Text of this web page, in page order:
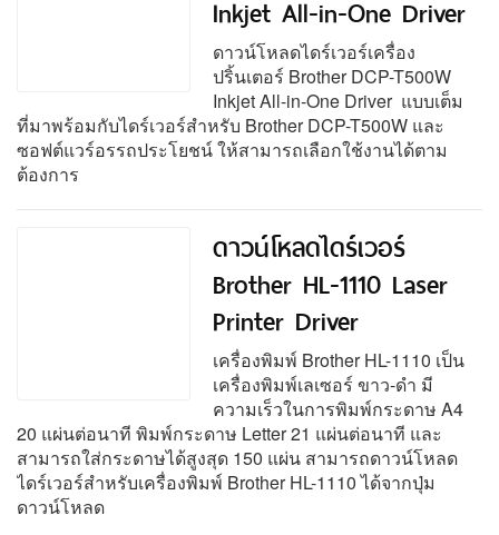
Inkjet All-in-One Driver
ดาวน์โหลดไดร์เวอร์เครื่อง
ปริ้นเตอร์ Brother DCP-T500W
Inkjet All-in-One Driver แบบเต็ม
ที่มาพร้อมกับไดร์เวอร์สำหรับ Brother DCP-T500W และ
ซอฟต์แวร์อรรถประโยชน์ ให้สามารถเลือกใช้งานได้ตาม
ต้องการ
ดาวน์โหลดไดร์เวอร์
Brother HL-1110 Laser
Printer Driver
เครื่องพิมพ์ Brother HL-1110 เป็น
เครื่องพิมพ์เลเซอร์ ขาว-ดำ มี
ความเร็วในการพิมพ์กระดาษ A4
20 แผ่นต่อนาที พิมพ์กระดาษ Letter 21 แผ่นต่อนาที และ
สามารถใส่กระดาษได้สูงสุด 150 แผ่น สามารถดาวน์โหลด
ไดร์เวอร์สำหรับเครื่องพิมพ์ Brother HL-1110 ได้จากปุ่ม
ดาวน์โหลด